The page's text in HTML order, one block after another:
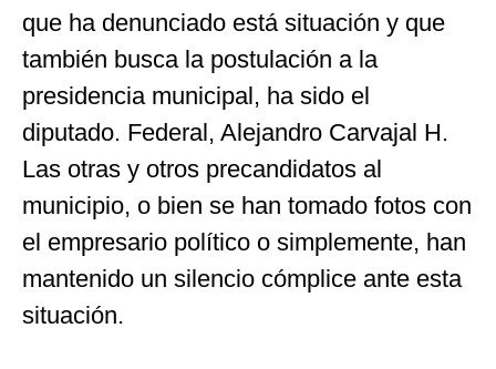
que ha denunciado está situación y que
también busca la postulación a la
presidencia municipal, ha sido el
diputado. Federal, Alejandro Carvajal H.
Las otras y otros precandidatos al
municipio, o bien se han tomado fotos con
el empresario político o simplemente, han
mantenido un silencio cómplice ante esta
situación.